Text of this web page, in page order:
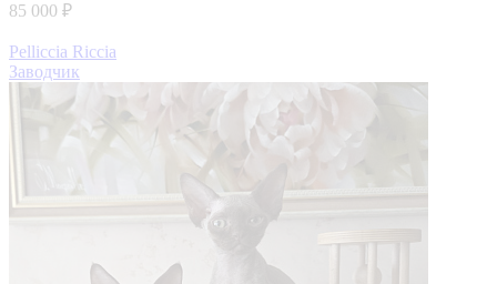
85 000 ₽
Pelliccia Riccia
Заводчик